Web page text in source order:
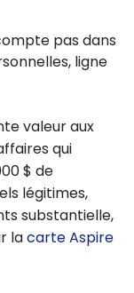
pas dans
ligne
valeur aux
qui
$ de
légitimes,
substantielle,
lacarte Aspire